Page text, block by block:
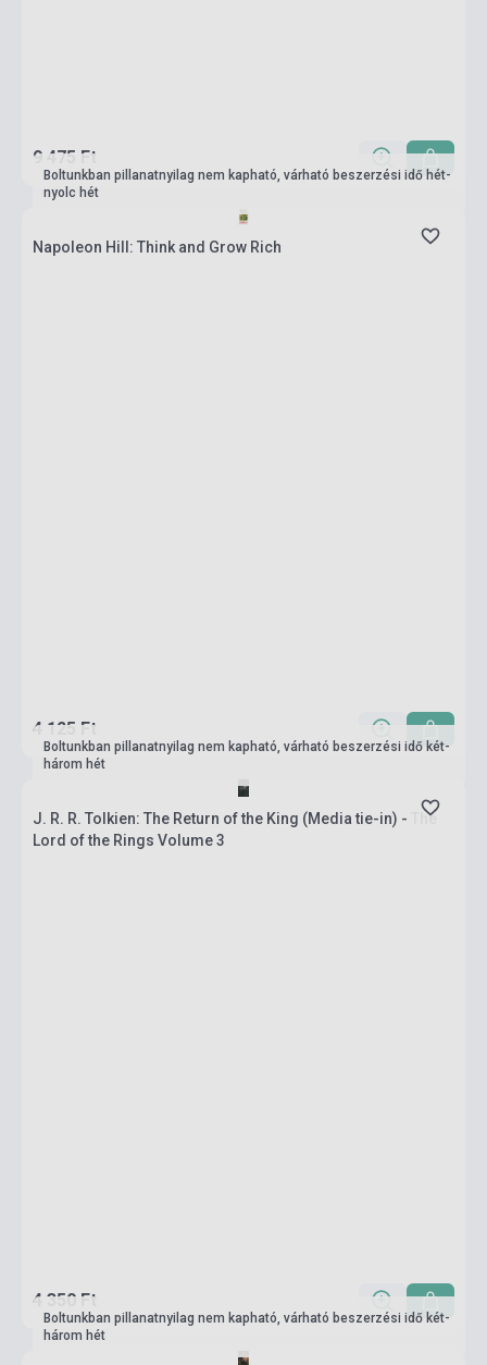
9 475 Ft
Boltunkban pillanatnyilag nem kapható, várható beszerzési idő hét-
nyolc hét
Napoleon Hill: Think and Grow Rich
4 125 Ft
Boltunkban pillanatnyilag nem kapható, várható beszerzési idő két-
három hét
J. R. R. Tolkien: The Return of the King (Media tie-in) - The
Lord of the Rings Volume 3
4 350 Ft
Boltunkban pillanatnyilag nem kapható, várható beszerzési idő két-
három hét